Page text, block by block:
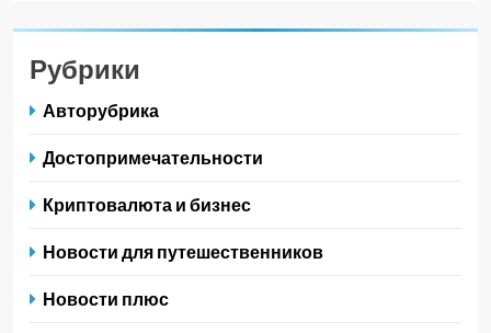
Рубрики
Авторубрика
Достопримечательности
Криптовалюта и бизнес
Новости для путешественников
Новости плюс